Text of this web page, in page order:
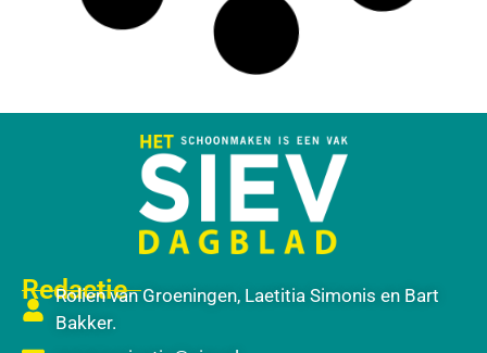
Redactie
Rolien van Groeningen, Laetitia Simonis en Bart
Bakker.